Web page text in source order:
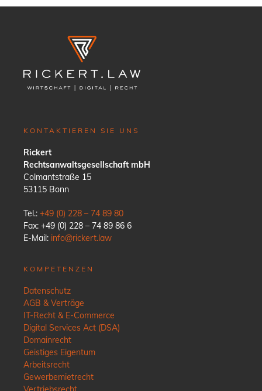
KONTAKTIEREN SIE UNS
Rickert
Rechtsanwaltsgesellschaft mbH
Colmantstraße 15
53115 Bonn
Tel.: +49 (0) 228 – 74 89 80
Fax: +49 (0) 228 – 74 89 86 6
E-Mail: info@rickert.law
KOMPETENZEN
Datenschutz
AGB & Verträge
IT-Recht & E-Commerce
Digital Services Act (DSA)
Domainrecht
Geistiges Eigentum
Arbeitsrecht
Gewerbemietrecht